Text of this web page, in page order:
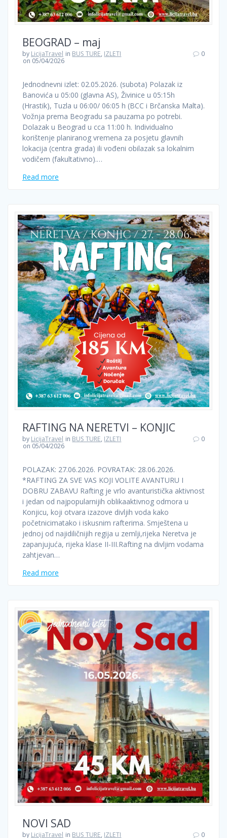
BEOGRAD – maj
by LicijaTravel in BUS TURE, IZLETI
on 05/04/2026
0
Jednodnevni izlet: 02.05.2026. (subota) Polazak iz
Banovića u 05:00 (glavna AS), Živinice u 05:15h
(Hrastik), Tuzla u 06:00/ 06:05 h (BCC i Brčanska Malta).
Vožnja prema Beogradu sa pauzama po potrebi.
Dolazak u Beograd u cca 11:00 h. Individualno
korištenje planiranog vremena za posjetu glavnih
lokacija (centra grada) ili vođeni obilazak sa lokalnim
vodičem (fakultativno).…
Read more
RAFTING NA NERETVI – KONJIC
by LicijaTravel in BUS TURE, IZLETI
on 05/04/2026
0
POLAZAK: 27.06.2026. POVRATAK: 28.06.2026.
*RAFTING ZA SVE VAS KOJI VOLITE AVANTURU I
DOBRU ZABAVU Rafting je vrlo avanturistička aktivnost
i jedan od najpopularnijih oblikaaktivnog odmora u
Konjicu, koji otvara izazove divljih voda kako
početnicimatako i iskusnim rafterima. Smještena u
jednoj od najidiličnijih regija u zemlji,rijeka Neretva je
zapanjujuća, rijeka klase II-III.Rafting na divljim vodama
zahtjevan…
Read more
NOVI SAD
by LicijaTravel in BUS TURE, IZLETI
0